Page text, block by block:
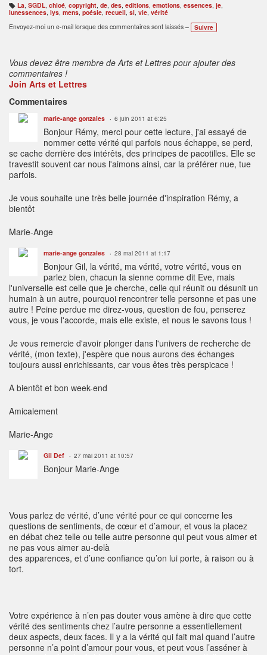
B
ali
s
e
La, SGDL, chloé, copyright, de, des, editions, emotions, essences, je,
lunessences lys mens poésie recueil si vie vérité
Envoyez-moi un e-mail lorsque des commentaires sont laissés –
Suivre
Vous devez être membre de Arts et Lettres pour ajouter des
commentaires !
Join Arts et Lettres
Commentaires
marie-ange gonzales 6 juin 2011 at 6:25
Bonjour Rémy, merci pour cette lecture, j'ai essayé de
nommer cette vérité qui parfois nous échappe, se perd,
se cache derrière des intérêts, des principes de pacotilles. Elle se
travestit souvent car nous l'aimons ainsi, car la préférer nue, tue
parfois.
Je vous souhaite une très belle journée d'inspiration Rémy, a
bientôt
Marie-Ange
marie-ange gonzales 28 mai 2011 at 1:17
Bonjour Gil, la vérité, ma vérité, votre vérité, vous en
parlez bien, chacun la sienne comme dit Eve, mais
l'universelle est celle que je cherche, celle qui réunit ou désunit un
humain à un autre, pourquoi rencontrer telle personne et pas une
autre ! Peine perdue me direz-vous, question de fou, penserez
vous, je vous l'accorde, mais elle existe, et nous le savons tous !
Je vous remercie d'avoir plonger dans l'univers de recherche de
vérité, (mon texte), j'espère que nous aurons des échanges
toujours aussi enrichissants, car vous êtes très perspicace !
A bientôt et bon week-end
Amicalement
Marie-Ange
Gil Def 27 mai 2011 at 10:57
Bonjour Marie-Ange
Vous parlez de vérité, d’une vérité pour ce qui concerne les
questions de sentiments, de cœur et d’amour, et vous la placez
en débat chez telle ou telle autre personne qui peut vous aimer et
ne pas vous aimer au-delà
des apparences, et d’une confiance qu’on lui porte, à raison ou à
tort.
Votre expérience à n’en pas douter vous amène à dire que cette
vérité des sentiments chez l’autre personne a essentiellement
deux aspects, deux faces. Il y a la vérité qui fait mal quand l’autre
personne n’a point d’amour pour vous, et peut vous l’asséner à